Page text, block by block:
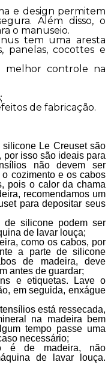
e design permitem
Além disso, o
o manuseio.
tem uma aresta
panelas, cocottes e
melhor controle na
de fabricação.
Le Creuset são
por isso são ideais para
não devem ser
cozimento e os cabos
pois o calor da chama
recomendamos um
para depositar seus
de silicone podem ser
de lavar louça;
como os cabos, por
a parte de silicone
de madeira, deve
antes de guardar;
e etiquetas. Lave o
em seguida, enxágue
está ressecada,
na madeira bem
tempo passe uma
necessário;
é de madeira, não
de lavar louça.